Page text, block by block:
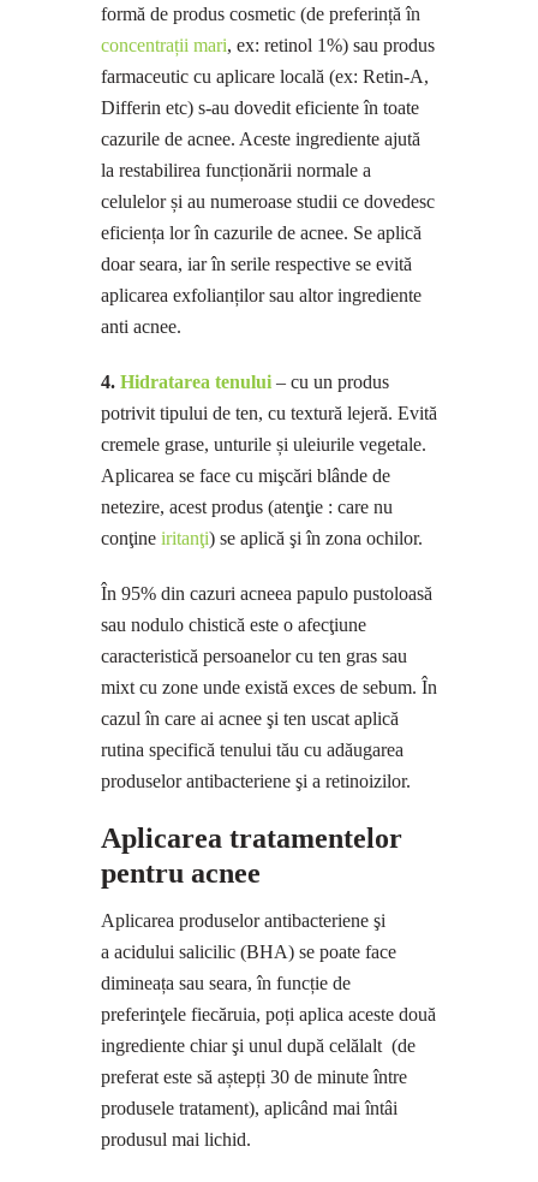
formă de produs cosmetic (de preferință în
concentrații mari, ex: retinol 1%) sau produs
farmaceutic cu aplicare locală (ex: Retin-A,
Differin etc) s-au dovedit eficiente în toate
cazurile de acnee. Aceste ingrediente ajută
la restabilirea funcționării normale a
celulelor și au numeroase studii ce dovedesc
eficiența lor în cazurile de acnee. Se aplică
doar seara, iar în serile respective se evită
aplicarea exfolianților sau altor ingrediente
anti acnee.
4. Hidratarea tenului – cu un produs
potrivit tipului de ten, cu textură lejeră. Evită
cremele grase, unturile și uleiurile vegetale.
Aplicarea se face cu mişcări blânde de
netezire, acest produs (atenţie : care nu
conţine iritanţi) se aplică şi în zona ochilor.
În 95% din cazuri acneea papulo pustoloasă
sau nodulo chistică este o afecţiune
caracteristică persoanelor cu ten gras sau
mixt cu zone unde există exces de sebum. În
cazul în care ai acnee şi ten uscat aplică
rutina specifică tenului tău cu adăugarea
produselor antibacteriene şi a retinoizilor.
Aplicarea tratamentelor
pentru acnee
Aplicarea produselor antibacteriene şi
a acidului salicilic (BHA) se poate face
dimineața sau seara, în funcție de
preferinţele fiecăruia, poți aplica aceste două
ingrediente chiar şi unul după celălalt (de
preferat este să aștepți 30 de minute între
produsele tratament), aplicând mai întâi
produsul mai lichid.